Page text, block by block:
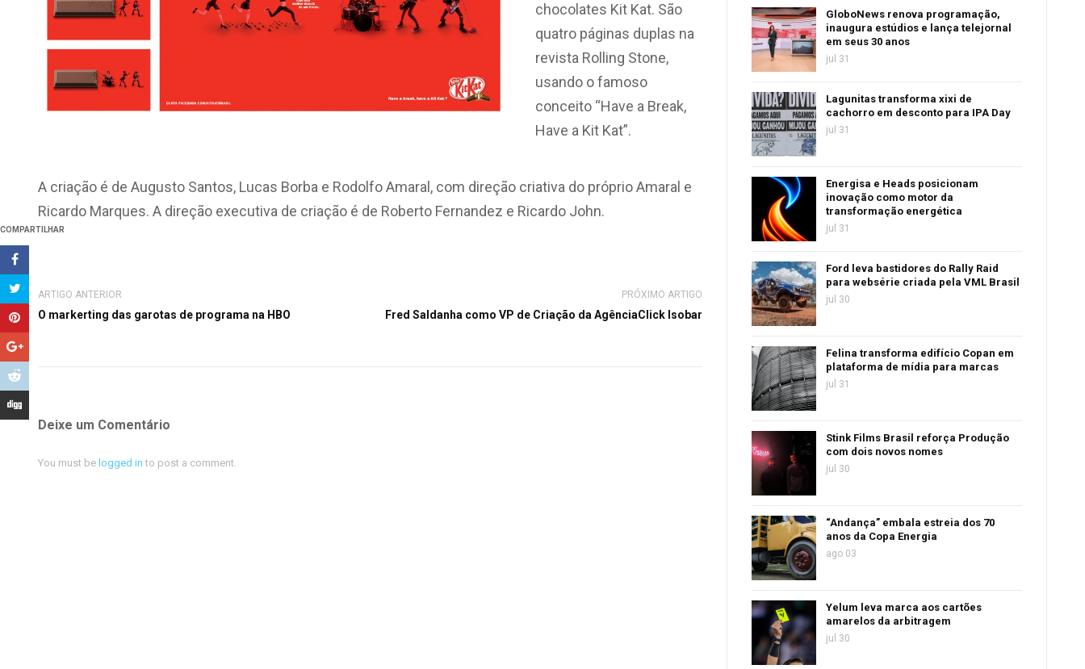
COMPARTILHAR
chocolates Kit Kat. São
quatro páginas duplas na
revista Rolling Stone,
usando o famoso
conceito “Have a Break,
Have a Kit Kat”.
A criação é de Augusto Santos, Lucas Borba e Rodolfo Amaral, com direção criativa do próprio Amaral e
Ricardo Marques. A direção executiva de criação é de Roberto Fernandez e Ricardo John.
ARTIGO ANTERIOR
O markerting das garotas de programa na HBO
PRÓXIMO ARTIGO
Fred Saldanha como VP de Criação da AgênciaClick Isobar
Deixe um Comentário
You must be logged in to post a comment.
GloboNews renova programação,
inaugura estúdios e lança telejornal
em seus 30 anos
jul 31
Lagunitas transforma xixi de
cachorro em desconto para IPA Day
jul 31
Energisa e Heads posicionam
inovação como motor da
transformação energética
jul 31
Ford leva bastidores do Rally Raid
para websérie criada pela VML Brasil
jul 30
Felina transforma edifício Copan em
plataforma de mídia para marcas
jul 31
Stink Films Brasil reforça Produção
com dois novos nomes
jul 30
“Andança” embala estreia dos 70
anos da Copa Energia
ago 03
Yelum leva marca aos cartões
amarelos da arbitragem
jul 30